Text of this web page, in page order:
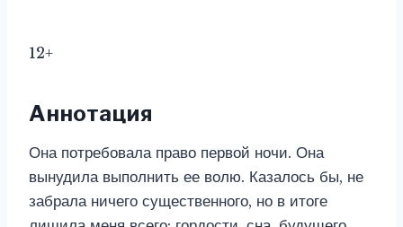
12+
Аннотация
Она потребовала право первой ночи. Она
вынудила выполнить ее волю. Казалось бы, не
забрала ничего существенного, но в итоге